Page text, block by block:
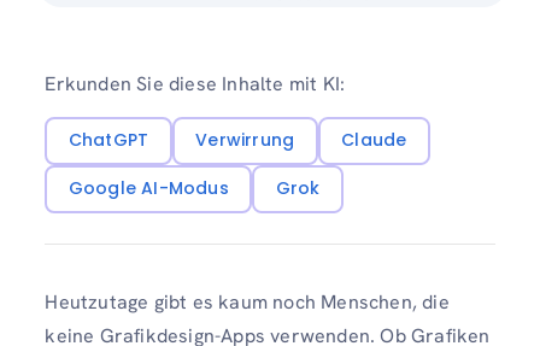
Erkunden Sie diese Inhalte mit KI:
ChatGPT Verwirrung
Claude
Google AI-Modus
Grok
Heutzutage gibt es kaum noch Menschen, die
keine Grafikdesign-Apps verwenden. Ob Grafiken